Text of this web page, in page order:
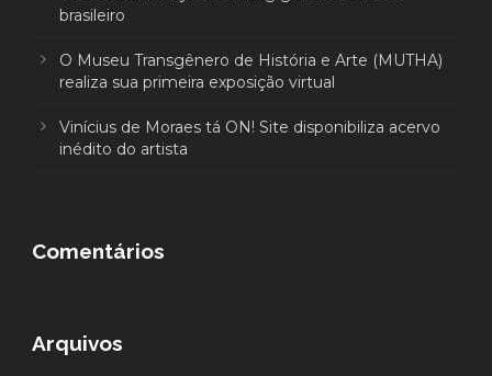
brasileiro
O Museu Transgênero de História e Arte (MUTHA)
realiza sua primeira exposição virtual
Vinícius de Moraes tá ON! Site disponibiliza acervo
inédito do artista
Comentários
Arquivos